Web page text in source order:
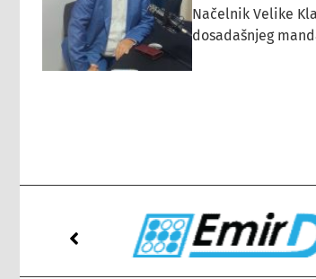
Načelnik Velike
dosadašnjeg